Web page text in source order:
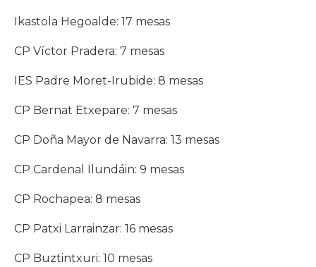
Ikastola Hegoalde: 17 mesas
CP Víctor Pradera: 7 mesas
IES Padre Moret-Irubide: 8 mesas
CP Bernat Etxepare: 7 mesas
CP Doña Mayor de Navarra: 13 mesas
CP Cardenal Ilundáin: 9 mesas
CP Rochapea: 8 mesas
CP Patxi Larrainzar: 16 mesas
CP Buztintxuri: 10 mesas